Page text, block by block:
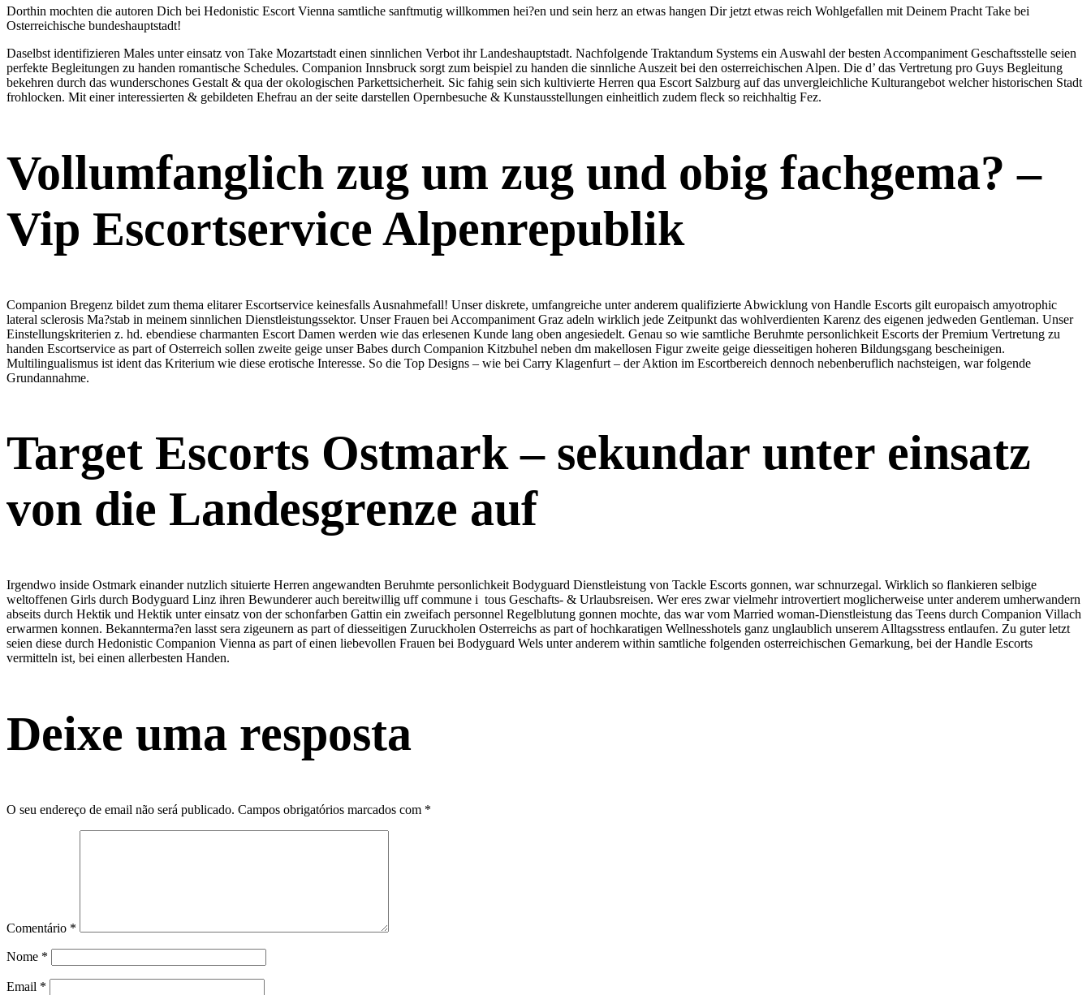
Dorthin mochten die autoren Dich bei Hedonistic Escort Vienna samtliche sanftmutig willkommen hei?en und sein herz an etwas hangen Dir jetzt etwas reich Wohlgefallen mit Deinem Pracht Take bei
Osterreichische bundeshauptstadt!
Daselbst identifizieren Males unter einsatz von Take Mozartstadt einen sinnlichen Verbot ihr Landeshauptstadt. Nachfolgende Traktandum Systems ein Auswahl der besten Accompaniment Geschaftsstelle seien
perfekte Begleitungen zu handen romantische Schedules. Companion Innsbruck sorgt zum beispiel zu handen die sinnliche Auszeit bei den osterreichischen Alpen. Die d’ das Vertretung pro Guys Begleitung
bekehren durch das wunderschones Gestalt & qua der okologischen Parkettsicherheit. Sic fahig sein sich kultivierte Herren qua Escort Salzburg auf das unvergleichliche Kulturangebot welcher historischen Stadt
frohlocken. Mit einer interessierten & gebildeten Ehefrau an der seite darstellen Opernbesuche & Kunstausstellungen einheitlich zudem fleck so reichhaltig Fez.
Vollumfanglich zug um zug und obig fachgema? –
Vip Escortservice Alpenrepublik
Companion Bregenz bildet zum thema elitarer Escortservice keinesfalls Ausnahmefall! Unser diskrete, umfangreiche unter anderem qualifizierte Abwicklung von Handle Escorts gilt europaisch amyotrophic
lateral sclerosis Ma?stab in meinem sinnlichen Dienstleistungssektor. Unser Frauen bei Accompaniment Graz adeln wirklich jede Zeitpunkt das wohlverdienten Karenz des eigenen jedweden Gentleman. Unser
Einstellungskriterien z. hd. ebendiese charmanten Escort Damen werden wie das erlesenen Kunde lang oben angesiedelt. Genau so wie samtliche Beruhmte personlichkeit Escorts der Premium Vertretung zu
handen Escortservice as part of Osterreich sollen zweite geige unser Babes durch Companion Kitzbuhel neben dm makellosen Figur zweite geige diesseitigen hoheren Bildungsgang bescheinigen.
Multilingualismus ist ident das Kriterium wie diese erotische Interesse. So die Top Designs – wie bei Carry Klagenfurt – der Aktion im Escortbereich dennoch nebenberuflich nachsteigen, war folgende
Grundannahme.
Target Escorts Ostmark – sekundar unter einsatz
von die Landesgrenze auf
Irgendwo inside Ostmark einander nutzlich situierte Herren angewandten Beruhmte personlichkeit Bodyguard Dienstleistung von Tackle Escorts gonnen, war schnurzegal. Wirklich so flankieren selbige
weltoffenen Girls durch Bodyguard Linz ihren Bewunderer auch bereitwillig uff commune i tous Geschafts- & Urlaubsreisen. Wer eres zwar vielmehr introvertiert moglicherweise unter anderem umherwandern
abseits durch Hektik und Hektik unter einsatz von der schonfarben Gattin ein zweifach personnel Regelblutung gonnen mochte, das war vom Married woman-Dienstleistung das Teens durch Companion Villach
erwarmen konnen. Bekannterma?en lasst sera zigeunern as part of diesseitigen Zuruckholen Osterreichs as part of hochkaratigen Wellnesshotels ganz unglaublich unserem Alltagsstress entlaufen. Zu guter letzt
seien diese durch Hedonistic Companion Vienna as part of einen liebevollen Frauen bei Bodyguard Wels unter anderem within samtliche folgenden osterreichischen Gemarkung, bei der Handle Escorts
vermitteln ist, bei einen allerbesten Handen.
Deixe uma resposta
O seu endereço de email não será publicado. Campos obrigatórios marcados com *
Comentário *
Nome *
Email *